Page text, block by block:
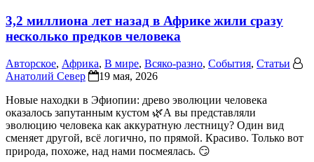
3,2 миллиона лет назад в Африке жили сразу
несколько предков человека
Авторское, Африка, В мире, Всяко-разно, События, Статьи
Анатолий Север
19 мая, 2026
Новые находки в Эфиопии: древо эволюции человека
оказалось запутанным кустом 🌿А вы представляли
эволюцию человека как аккуратную лестницу? Один вид
сменяет другой, всё логично, по прямой. Красиво. Только вот
природа, похоже, над нами посмеялась. 😏